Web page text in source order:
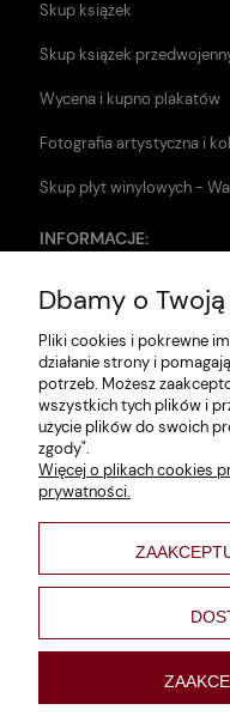
Skup książek
Skup książek
Wycena i kupno plakatów
Fotografia artystyczna i
Skup płyt winylowych -
INFORMACJE:
Zwroty i reklamacje
Dane firmy
Jak szukać?
Polityka prywatności
Regulamin
Poltyka cookies
varsaviana
Nowości
Dbamy o
Pliki cookies i pokrewne
działanie strony i
potrzeb. Możesz
wszystkich tych plików i
użycie plików do swoich
zgody".
Więcej o plikach cookies
prywatności.